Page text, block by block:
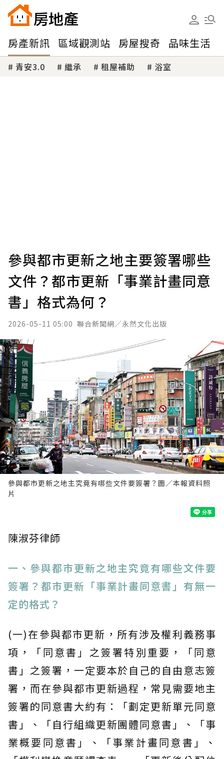
房產新訊 區域觀測站 房屋搜奇 品味生活
青安3.0 繼承 租屋補助 浴室
參與都市更新之地主要簽署哪些
文件？都市更新「事業計畫同意
書」格式為何？
2026-05-11 05:00 聯合新聞網／永然文化出版
參與都市更新之地主究竟有哪些文件要簽署？圖／本報資料照
片
陳淑芬律師
一、參與都市更新之地主究竟有哪些文件要
簽署？都市更新「事業計畫同意書」有無一
定的格式？
(一)在參與都市更新，所有涉及權利義務事
項，「同意書」之簽署特別重要，「同意
書」之簽署，一定要本於自己的自由意志簽
署，而在參與都市更新過程，常見需要地主
簽署的同意書大約有：「劃定更新單元同意
書」、「自行組織更新團體同意書」、「事
業概要同意書」、「事業計畫同意書」、